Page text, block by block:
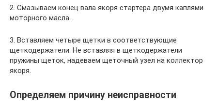
2. Смазываем конец вала якоря стартера двумя каплями
моторного масла.
3. Вставляем четыре щетки в соответствующие
щеткодержатели. Не вставляя в щеткодержатели
пружины щеток, надеваем щеточный узел на коллектор
якоря.
Определяем причину неисправности